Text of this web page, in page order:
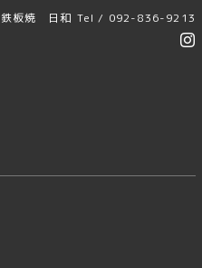
鉄板焼 日和 Tel / 092-836-9213